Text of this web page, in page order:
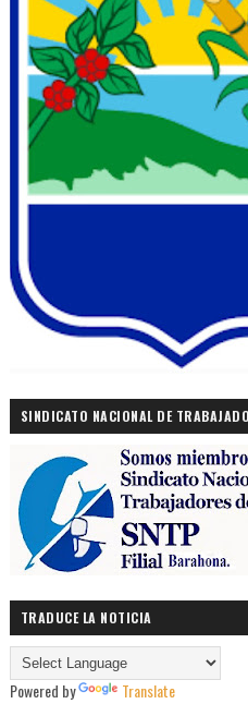
SINDICATO NACIONAL DE
TRADUCE LA NOTICIA
Powered by Translate